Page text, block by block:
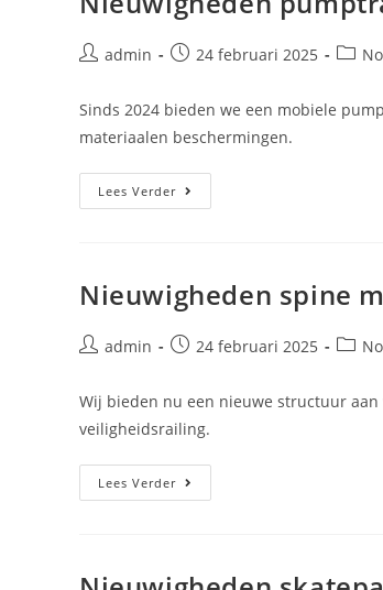
admin 24 februari 2025
Sinds 2024 bieden we een mobiele
materiaalen beschermingen.
Lees Verder
Nieuwigheden spine
admin 24 februari 2025
Wij bieden nu een nieuwe structuur aan
veiligheidsrailing.
Lees Verder